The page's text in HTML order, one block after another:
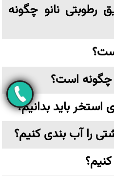
رطوبتی نانو چگونه
چگونه است؟
استخر باید بدانیم؟
را آب بندی کنیم؟